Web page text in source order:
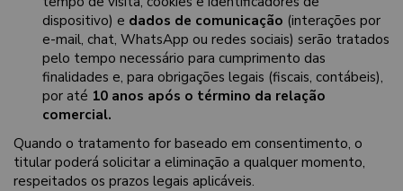
dispositivo) e dados de comunicação (interações por
e-mail, chat, WhatsApp ou redes sociais) serão tratados
pelo tempo necessário para cumprimento das
finalidades e, para obrigações legais (fiscais, contábeis),
por até 10 anos após o término da relação
comercial.
Quando o tratamento for baseado em consentimento, o
titular poderá solicitar a eliminação a qualquer momento,
respeitados os prazos legais aplicáveis.